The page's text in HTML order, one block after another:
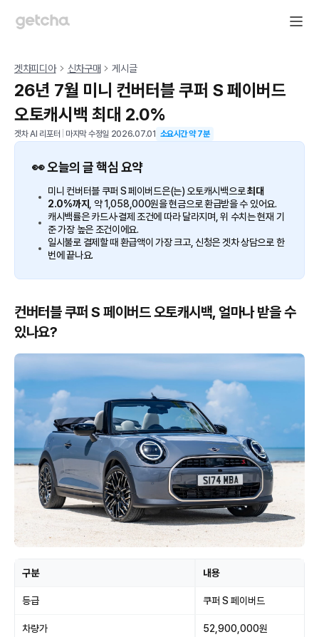
겟차피디아 신차구매 게시글
26년 7월 미니 컨버터블 쿠퍼 S 페이버드
오토캐시백 최대 2.0%
겟차 AI 리포터 마지막 수정일 2026.07.01 소요시간 약7분
👀 오늘의 글 핵심 요약
미니 컨버터블 쿠퍼 S 페이버드은(는) 오토캐시백으로최대
2.0%까지 , 약 1,058,000원을 현금으로 환급받을 수 있어요.
캐시백률은 카드사·결제 조건에 따라 달라지며, 위 수치는 현재 기
준 가장 높은 조건이에요.
일시불로 결제할 때 환급액이 가장 크고, 신청은 겟차 상담으로 한
번에 끝나요.
컨버터블 쿠퍼 S 페이버드 오토캐시백, 얼마나 받을 수
있나요?
구분 내용
등급 쿠퍼 S 페이버드
차량가 52,900,000원